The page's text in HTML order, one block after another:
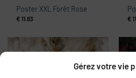
Gérez votre vie
Poster XXL Forêt Rose
€ 11.83 €